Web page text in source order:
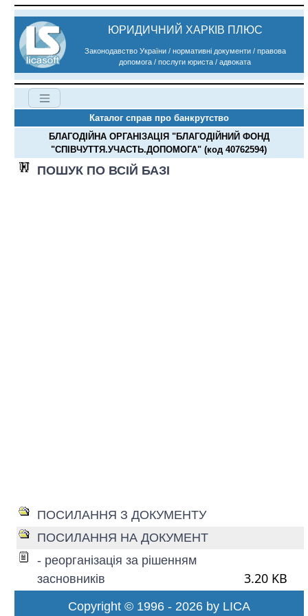
ЮРИДИЧНИЙ ХАРКІВ ПЛЮС
Законодавство України / нормативні документи / правова
допомога / послуги юриста / адвоката
Каталог справ про банкрутство
БЛАГОДІЙНА ОРГАНІЗАЦІЯ "БЛАГОДІЙНИЙ ФОНД
"СПІВЧУТТЯ.УЧАСТЬ.ДОПОМОГА" (код 40762594)
ПОШУК ПО ВСІЙ БАЗІ
ПОСИЛАННЯ З ДОКУМЕНТУ
ПОСИЛАННЯ НА ДОКУМЕНТ
- реорганізація за рішенням
засновників
3.20 KB
Copyright © 1996 - 2026 by LICA